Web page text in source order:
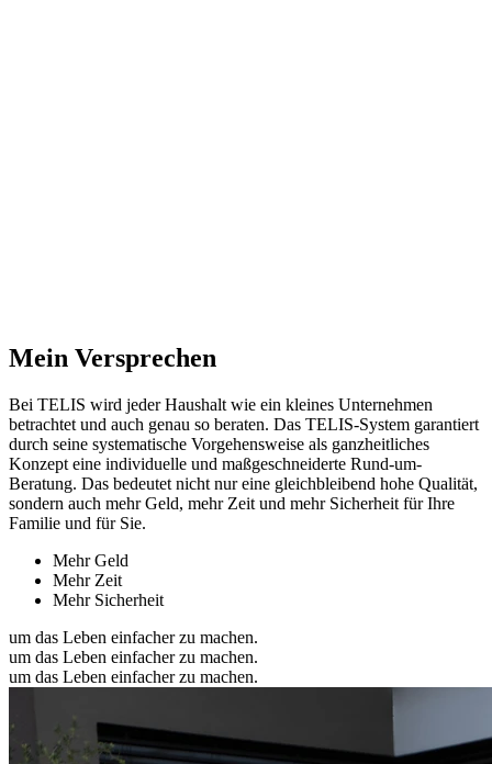
Mein Versprechen
Bei TELIS wird jeder Haushalt wie ein kleines Unternehmen
betrachtet und auch genau so beraten. Das TELIS-System garantiert
durch seine systematische Vorgehensweise als ganzheitliches
Konzept eine individuelle und maßgeschneiderte Rund-um-
Beratung. Das bedeutet nicht nur eine gleichbleibend hohe Qualität,
sondern auch mehr Geld, mehr Zeit und mehr Sicherheit für Ihre
Familie und für Sie.
Mehr Geld
Mehr Zeit
Mehr Sicherheit
um das Leben einfacher zu machen.
um das Leben einfacher zu machen.
um das Leben einfacher zu machen.